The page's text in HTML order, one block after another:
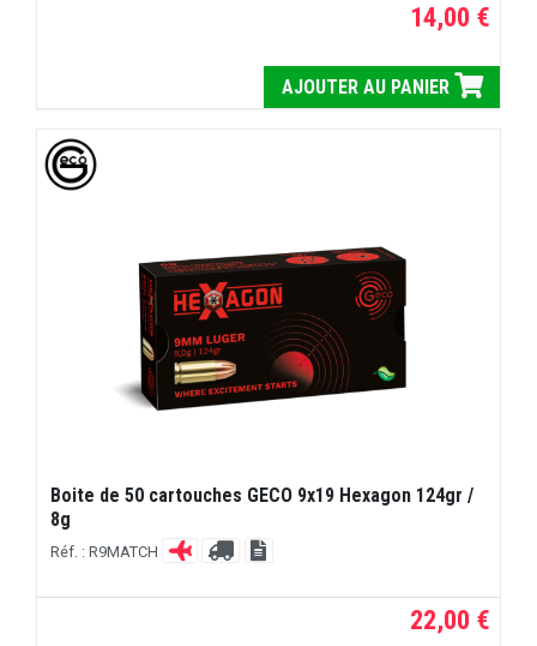
14,00 €
AJOUTER AU PANIER
Boite de 50 cartouches GECO 9x19 Hexagon 124gr /
8g
Réf. : R9MATCH
22,00 €